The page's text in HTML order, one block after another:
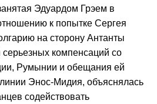
Эдуардом Грэем в
к попытке Сергея
на сторону Антанты
компенсаций со
Румынии и обещания ей
Энос‑Мидия, объяснялась
содействовать